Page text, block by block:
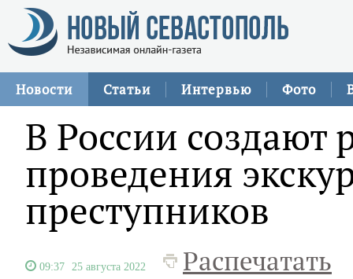
Новости Статьи Интервью Фото
В России создают
проведения
преступников
09:37 25 августа 2022 Распечатать